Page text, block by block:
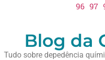
96 97
Blog da
Tudo sobre depedência